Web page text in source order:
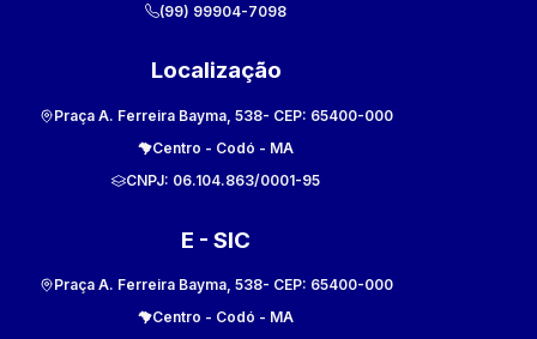
(99) 99904-7098
Localização
Praça A. Ferreira Bayma, 538- CEP: 65400-000
Centro - Codó - MA
CNPJ: 06.104.863/0001-95
E - SIC
Praça A. Ferreira Bayma, 538- CEP: 65400-000
Centro - Codó - MA